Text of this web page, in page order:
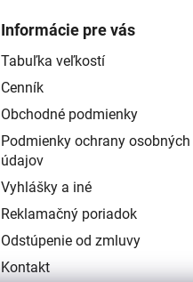
Informácie pre vás
Tabuľka veľkostí
Cenník
Obchodné podmienky
Podmienky ochrany osobných
údajov
Vyhlášky a iné
Reklamačný poriadok
Odstúpenie od zmluvy
Kontakt